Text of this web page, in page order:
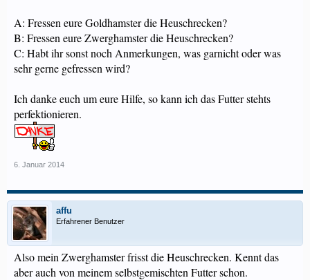
A: Fressen eure Goldhamster die Heuschrecken?
B: Fressen eure Zwerghamster die Heuschrecken?
C: Habt ihr sonst noch Anmerkungen, was garnicht oder was
sehr gerne gefressen wird?
Ich danke euch um eure Hilfe, so kann ich das Futter stehts
perfektionieren.
6. Januar 2014
affu
Erfahrener Benutzer
Also mein Zwerghamster frisst die Heuschrecken. Kennt das
aber auch von meinem selbstgemischten Futter schon.